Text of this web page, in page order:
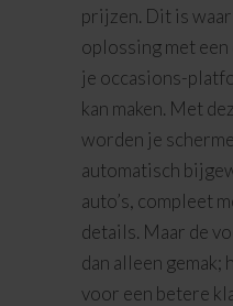
prijzen. Dit is
oplossing met
je occasions-
kan maken. Met
worden je
automatisch
auto’s, compleet
details. Maar de
dan alleen gemak;
voor een betere